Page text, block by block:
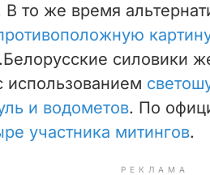
В то же время
силовики
использованием
и водометов. По
участника митингов.
РЕКЛАМА